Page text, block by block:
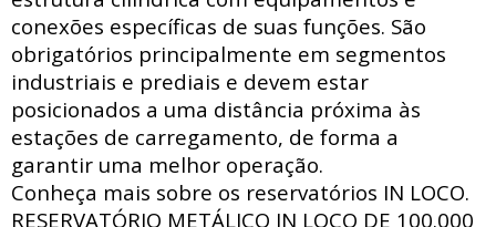
conexões específicas de suas funções. São
obrigatórios principalmente em segmentos
industriais e prediais e devem estar
posicionados a uma distância próxima às
estações de carregamento, de forma a
garantir uma melhor operação.
Conheça mais sobre os reservatórios IN LOCO.
RESERVATÓRIO METÁLICO IN LOCO DE 100.000